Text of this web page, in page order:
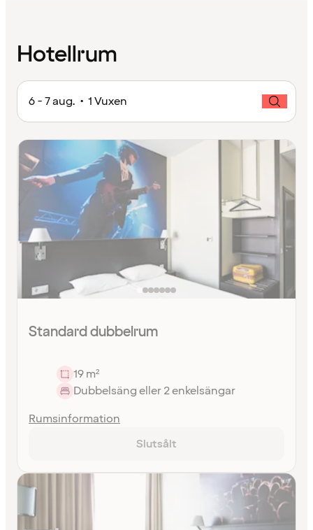
Hotellrum
6 - 7 aug. • 1 Vuxen
Standard dubbelrum
19 m²
Dubbelsäng eller 2 enkelsängar
Rumsinformation
Slutsålt